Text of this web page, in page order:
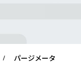
パージメータ